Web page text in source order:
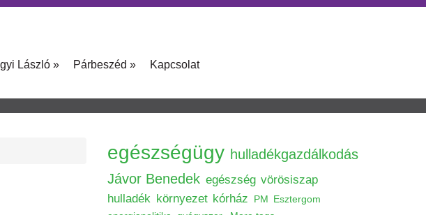
László » Párbeszéd » Kapcsolat
egészségügy hulladékgazdálkodás
Jávor Benedek egészség vörösiszap
hulladék környezet kórház PM Esztergom